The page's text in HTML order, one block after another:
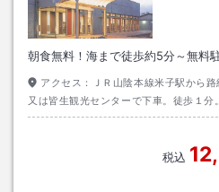
朝食無料！海まで徒歩約5分～無料
アクセス：
ＪＲ山陰本線米子駅から
又は皆生観光センターで下車。徒歩１分
ＩＣから境港方面（国道４３１）へ。
税込